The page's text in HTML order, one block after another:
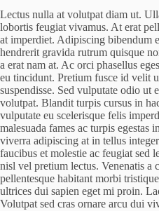
Lectus nulla at volutpat diam ut.
lobortis feugiat vivamus. At erat
at imperdiet. Adipiscing bibendum
hendrerit gravida rutrum quisque
a erat nam at. Ac orci phasellus
eu tincidunt. Pretium fusce id velit
suspendisse. Sed vulputate odio ut
volutpat. Blandit turpis cursus in
vulputate eu scelerisque felis
malesuada fames ac turpis egestas
viverra adipiscing at in tellus
faucibus et molestie ac feugiat sed
nisl vel pretium lectus. Venenatis a
pellentesque habitant morbi
ultrices dui sapien eget mi proin.
Volutpat sed cras ornare arcu dui